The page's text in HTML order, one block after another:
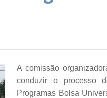
A comissão
conduzir o processo
Programas Bolsa